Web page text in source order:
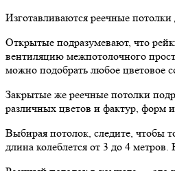
Изготавливаются реечные
Открытые подразумевают, что
вентиляцию межпотолочного
можно подобрать любое цветовое
Закрытые же реечные потолки
различных цветов и фактур, форм и
Выбирая потолок, следите, чтобы
длина колеблется от 3 до 4